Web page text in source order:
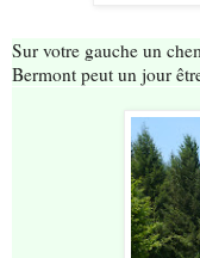
Sur votre gauche un
Bermont peut un jour